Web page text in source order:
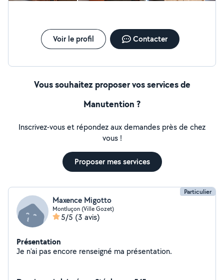
Voir le profil Contacter
Vous souhaitez proposer vos services de
Manutention ?
Inscrivez-vous et répondez aux demandes près de chez
vous !
Proposer mes services
Particulier
Maxence Migotto
Montluçon (Ville Gozet)
5/5 (3 avis)
Présentation
Je n'ai pas encore renseigné ma présentation.